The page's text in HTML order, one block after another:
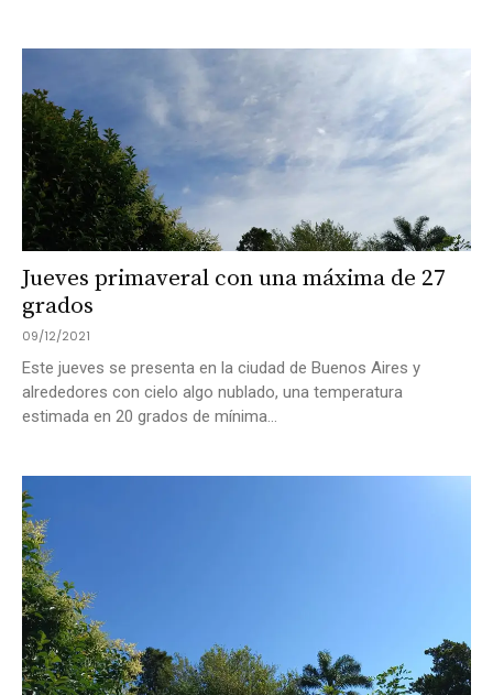
Jueves primaveral con una máxima de 27
grados
09/12/2021
Este jueves se presenta en la ciudad de Buenos Aires y
alrededores con cielo algo nublado, una temperatura
estimada en 20 grados de mínima...